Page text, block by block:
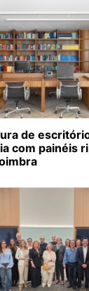
de
com painéis